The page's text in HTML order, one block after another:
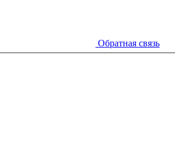
Обратная связь